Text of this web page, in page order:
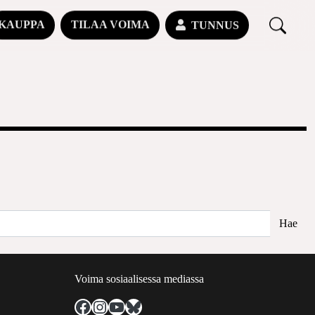
TILAA VOIMA TUNNUS
Voima sosiaalisessa mediassa
Facebook
Instagram
YouTube
Bluesky